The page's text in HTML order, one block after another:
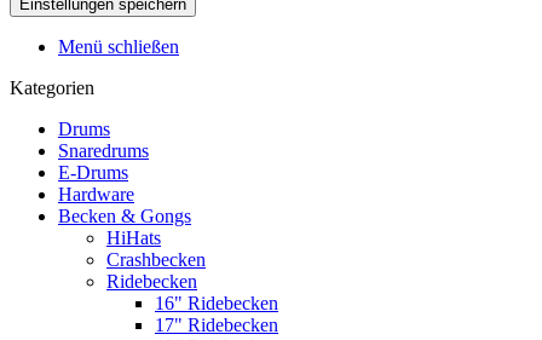
Menü schließen
Kategorien
Drums
Snaredrums
E-Drums
Hardware
Becken & Gongs
HiHats
Crashbecken
Ridebecken
16" Ridebecken
17" Ridebecken